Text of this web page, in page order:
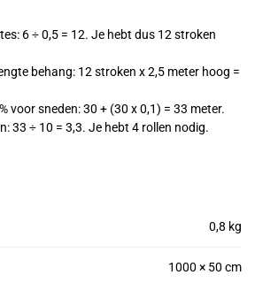
6 ÷ 0,5 = 12. Je hebt dus 12 stroken
behang: 12 stroken x 2,5 meter hoog =
voor sneden: 30 + (30 x 0,1) = 33 meter.
33 ÷ 10 = 3,3. Je hebt 4 rollen nodig.
0,8 kg
1000 × 50 cm